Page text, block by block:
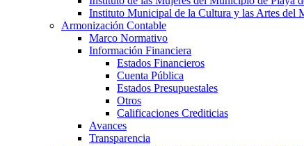
Instituto Municipal de la Cultura y las Artes del
Armonización Contable
Marco Normativo
Información Financiera
Estados Financieros
Cuenta Pública
Estados Presupuestales
Otros
Calificaciones Crediticias
Avances
Transparencia